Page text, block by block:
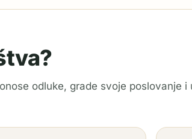
odluke, grade svoje poslovanje i